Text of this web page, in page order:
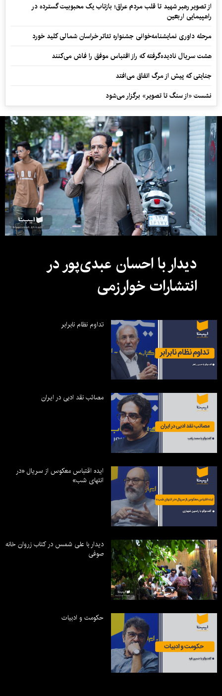
از تصویر رهبر شهید تا قلب مردم عراق؛ بازتاب یک محبوبیت گسترده در
راهپیمایی اربعین
مرحله داوری نمایشنامه‌خوانی جشنواره تئاتر خراسان شمالی کلید خورد
هشت سریال نادیده‌گرفته که راز اقتباس موفق را فاش می‌کنند
جنایتی که پیش از مرگ اتفاق می‌افتد
نشست «از سنگ تا تصویر» برگزار می‌شود
دیدار با احسان عبدی‌پور در
انتشارات خوارزمی
تداوم نظام نابرابر
مصائب نقد ادبی در ایران
ایده اقتباس معکوس از سریال «در
انتهای شب»
دیدار با علی شمس در کتاب زروان خانه
صوفی
حکومت و ادبیات